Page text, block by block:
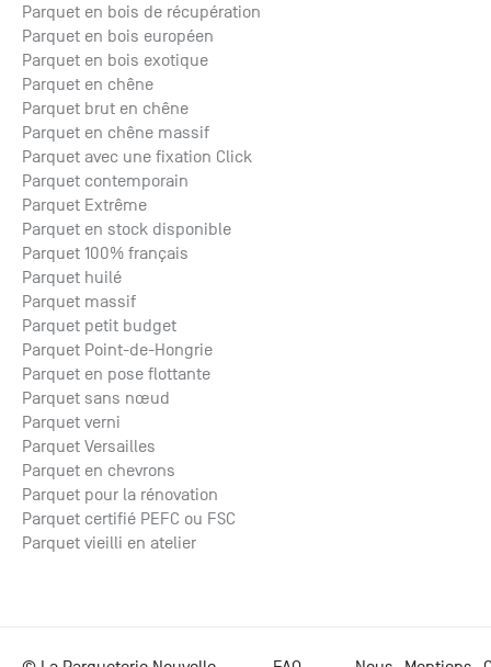
Parquet en bois de récupération
Parquet en bois européen
Parquet en bois exotique
Parquet en chêne
Parquet brut en chêne
Parquet en chêne massif
Parquet avec une fixation Click
Parquet contemporain
Parquet Extrême
Parquet en stock disponible
Parquet 100% français
Parquet huilé
Parquet massif
Parquet petit budget
Parquet Point-de-Hongrie
Parquet en pose flottante
Parquet sans nœud
Parquet verni
Parquet Versailles
Parquet en chevrons
Parquet pour la rénovation
Parquet certifié PEFC ou FSC
Parquet vieilli en atelier